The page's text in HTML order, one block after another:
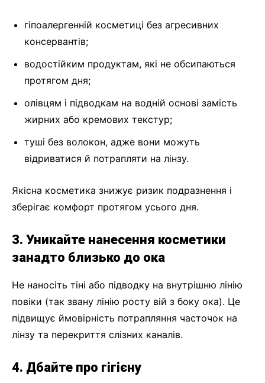
гіпоалергенній косметиці без агресивних
консервантів;
водостійким продуктам, які не обсипаються
протягом дня;
олівцям і підводкам на водній основі замість
жирних або кремових текстур;
туші без волокон, адже вони можуть
відриватися й потрапляти на лінзу.
Якісна косметика знижує ризик подразнення і
зберігає комфорт протягом усього дня.
3. Уникайте нанесення косметики
занадто близько до ока
Не наносіть тіні або підводку на внутрішню лінію
повіки (так звану лінію росту вій з боку ока). Це
підвищує ймовірність потрапляння часточок на
лінзу та перекриття слізних каналів.
4. Дбайте про гігієну